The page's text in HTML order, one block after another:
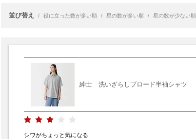
並び替え / 役に立った数が多い順 / 星の数が多い順 / 星の数が少ない順
紳士 洗いざらしブロード半袖シャツ
シワがちょっと気になる